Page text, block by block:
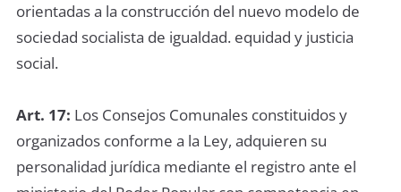
orientadas a la construcción del nuevo modelo de
sociedad socialista de igualdad. equidad y justicia
social.
Art. 17: Los Consejos Comunales constituidos y
organizados conforme a la Ley, adquieren su
personalidad jurídica mediante el registro ante el